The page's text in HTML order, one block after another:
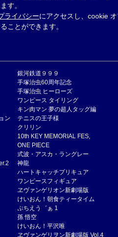
す。
ライバシーにアクセスし、cookie
ことができます。
銀河鉄道９９９
手塚治虫60周年記念
手塚治虫 ヒーローズ
ワンピース タイリング
キン肉マン 夢の超人タッグ編
ン
テニスの王子様
クリリン
10th KEY MEMORIAL FES,
ONE PIECE
式波・アスカ・ラングレー
神龍
ハートキャッチプリキュア
ワンピースフィギュア
ヱヴァンゲリオン新劇場版
けいおん！朝食ティータイム
ぷちえう゛ぁ 1
孫 悟空
けいおん！平沢唯
ヱヴァンゲリヲン新劇場版 Vol.4